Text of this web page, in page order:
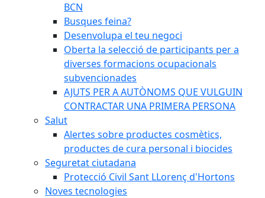
BCN
Busques feina?
Desenvolupa el teu negoci
Oberta la selecció de participants per a
diverses formacions ocupacionals
subvencionades
AJUTS PER A AUTÒNOMS QUE VULGUIN
CONTRACTAR UNA PRIMERA PERSONA
Salut
Alertes sobre productes cosmètics,
productes de cura personal i biocides
Seguretat ciutadana
Protecció Civil Sant LLorenç d'Hortons
Noves tecnologies